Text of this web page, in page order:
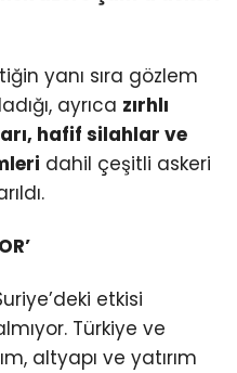
yanı sıra gözlem
ayrıca zırhlı
hafif silahlar ve
dahil çeşitli askeri
etkisi
Türkiye ve
altyapı ve yatırım